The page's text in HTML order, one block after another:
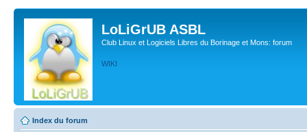
LoLiGrUB ASBL
Club Linux et Logiciels Libres du Borinage et Mons: forum
WIKI
Index du forum